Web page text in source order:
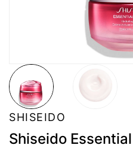
SHISEIDO
Shiseido